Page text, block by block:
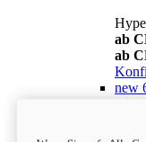
ab
ab
new
ab